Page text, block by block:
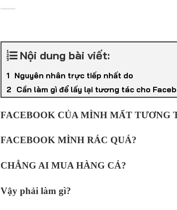
Nội dung bài viết:
Nguyên nhân trực tiếp nhất do
Cần làm gì để lấy lại tương tác cho
FACEBOOK CỦA MÌNH MẤT TƯƠNG
FACEBOOK MÌNH RÁC QUÁ?
CHẲNG AI MUA HÀNG CẢ?
Vậy phải làm gì?